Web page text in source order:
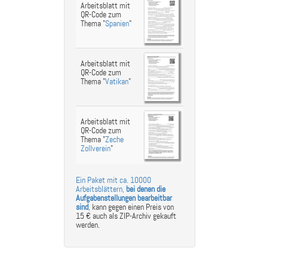
Arbeitsblatt mit
QR-Code zum
Thema "Spanien"
Arbeitsblatt mit
QR-Code zum
Thema "Vatikan"
Arbeitsblatt mit
QR-Code zum
Thema "Zeche
Zollverein"
Ein Paket mit ca. 10000
Arbeitsblättern, bei denen die
Aufgabenstellungen bearbeitbar
sind, kann gegen einen Preis von
15 € auch als ZIP-Archiv gekauft
werden.